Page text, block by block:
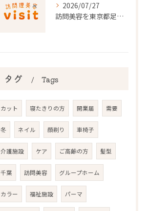
2026/07/27
訪問美容を東京都足立区で利用するための申請条件と手続き徹底ガイド
タグ Tags
カット 寝たきりの方 開業届 需要
冬 ネイル 顔剃り 車椅子
介護施設 ケア ご高齢の方 髪型
千葉 訪問美容 グループホーム
カラー 福祉施設 パーマ